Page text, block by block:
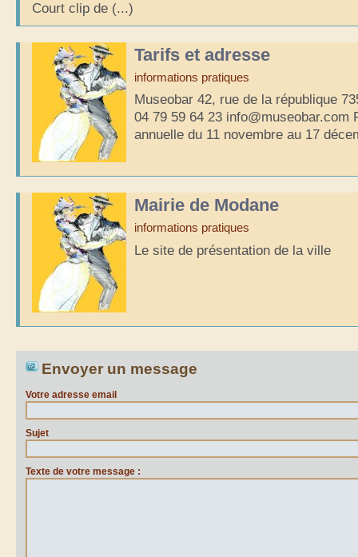
Court clip de (...)
Tarifs et adresse
informations pratiques
Museobar 42, rue de la république
04 79 59 64 23 info@museobar.com
annuelle du 11 novembre au 17
Mairie de Modane
informations pratiques
Le site de présentation de la ville
Envoyer un message
Votre adresse email
Sujet
Texte de votre message :